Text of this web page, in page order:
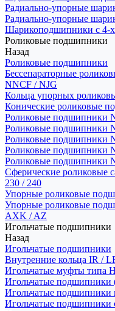
Радиально-упорные
Радиально-упорные
Шарикоподшипники с 4-х
Роликовые подшипники
Назад
Роликовые подшипники
Бессепараторные
NNCF / NJG
Кольца упорных
Конические роликовые
Роликовые подшипники
Роликовые подшипники
Роликовые подшипники
Роликовые подшипники
Роликовые подшипники
Сферические роликовые
230 / 240
Упорные роликовые
Упорные роликовые
AXK / AZ
Игольчатые подшипники
Назад
Игольчатые подшипники
Внутренние кольца IR /
Игольчатые муфты типа
Игольчатые подшипники
Игольчатые подшипники
Игольчатые подшипники